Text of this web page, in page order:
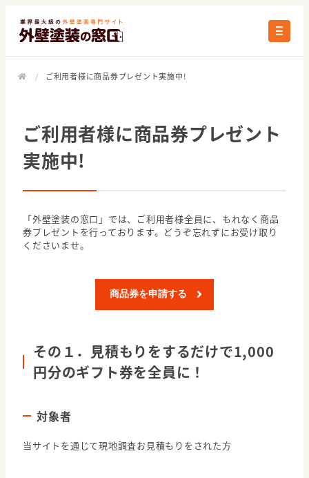
/ ご利用者様に商品券プレゼント実施中!
ご利用者様に商品券プレゼント
実施中!
「外壁塗装の窓口」では、ご利用者様全員に、もれなく商品
券プレゼントを行っております。どうぞ忘れずにお受け取り
くださいませ。
商品券を申請する
その１．見積もりをするだけで1,000
円分のギフト券を全員に！
対象者
当サイトを通じて現地調査お見積もりをされた方